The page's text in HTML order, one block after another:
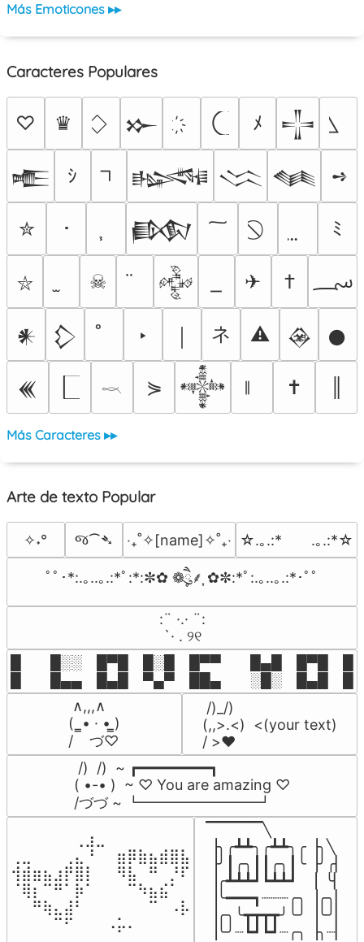
Más Emoticones ▸▸
Caracteres Populares
♡ ♛ 𒁍 ﾒ 𒋲
𒍫 ｼ 𒈙 𒈱 𒈝 ➺
✮ ･ 𒁃 ﾐ
⛥ ☠ 𒅒 ✈ † ؄
𒀭 𒁷 ‣ ネ ⚠ 𒊲 𒊹
𒌍 𓎖 ⋟ 𒀱 ✝
Más Caracteres ▸▸
Arte de texto Popular
✧˖° જ⁀➴ ‎‧₊˚✧[name]✧˚₊‧ ☆.｡.:*　　.｡.:*☆
ﾟﾟ･*:.｡..｡.:*ﾟ:*:✼✿ ❁ཻུ۪۪⸙͎ ✿✼:*ﾟ:.｡..｡.:*･ﾟﾟ
⠀:¨ ·.· ¨:⠀
⠀ `· . ୨୧⠀
█  █░░ █▀█ █░█ █▀▀  █▄█ █▀█
█  █▄▄ █▄█ ▀▄▀ ██▄  ░█░ █▄█
∧,,,∧
(  ̳• · • ̳)
/    づ♡
/)_/)
(,,>.<)  <(your text)
/ >❤️
/)  /)  ~ ┏━━━━━━━━┓
( •-• )  ~ ♡ You are amazing ♡
/づづ ~ ┗━━━━━━━━┛
⠀⠀⠀⠀⠀⠀⢀⣰⣀⠀⠀⠀⠀⠀⠀⠀⠀
⢀⣀⠀⠀⠀⢀⣄⠘⠀⠀⣶⡿⣷⣦⣾⣿⣧
⢺⣾⣶⣦⣰⡟⣿⡇⠀⠀⠻⣧⠀⠛⠀⡘⠏
⠈⢿⡆⠉⠛⠁⡷⠁⠀⠀⠀⠉⠳⣦⣮⠁⠀
⠀⠀⠛⢷⣄⣼⠃⠀⠀⠀⠀⠀⠀⠉⠀⠠⡧
⠀⠀⠀⠀⠉⠋⠀⠀⠀⠠⡥⠄⠀⠀⠀⠀⠀
▔▔▔▔▔╲
▕╮╭┻┻╮╭┻┻╮╭▕╮╲
▕╯┃╭╮┃┃╭╮┃╰▕╯╭▏
▕╭┻┻┻┛┗┻┻┛  ▕  ╰▏
▕╰━━━┓┈┈┈╭╮▕╭╮▏
▕╭╮╰┳┳┳┳╯╰╯▕╰╯▏
▕╰╯┈┗┛┗┛┈╭╮▕╮┈▏